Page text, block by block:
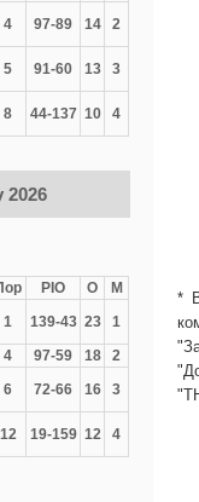
4 97-89 14
2
5 91-60 13
3
8 44-137 10 4
2026
РІО О
М
1 139-43 23
1
4 97-59 18
2
6 72-66 16
3
12 19-159 12 4
*